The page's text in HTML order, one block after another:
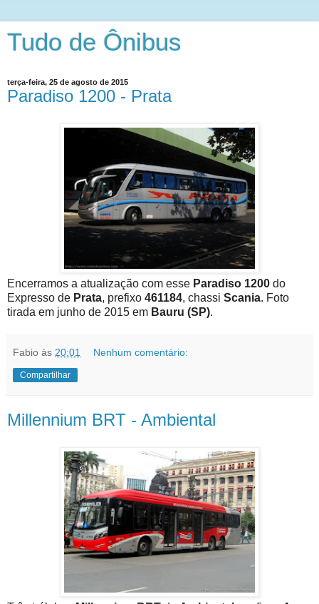
Tudo de Ônibus
terça-feira, 25 de agosto de 2015
Paradiso 1200 - Prata
Encerramos a atualização com esse Paradiso 1200 do
Expresso de Prata, prefixo 461184, chassi Scania. Foto
tirada em junho de 2015 em Bauru (SP).
Fabio às 20:01 Nenhum comentário:
Compartilhar
Millennium BRT - Ambiental